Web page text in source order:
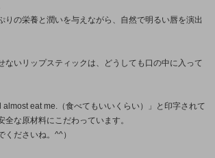
りの栄養と潤いを与えながら、自然で明るい唇を演出
ないリップスティックは、どうしても口の中に入って
eat me.（食べてもいいくらい）」と印字されて
全な原材料にこだわっています。
くださいね。^^）